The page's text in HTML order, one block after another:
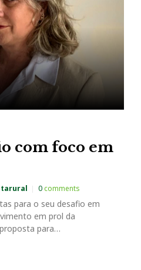
com foco em
0comments
para o seu desafio em
em prol da
para…